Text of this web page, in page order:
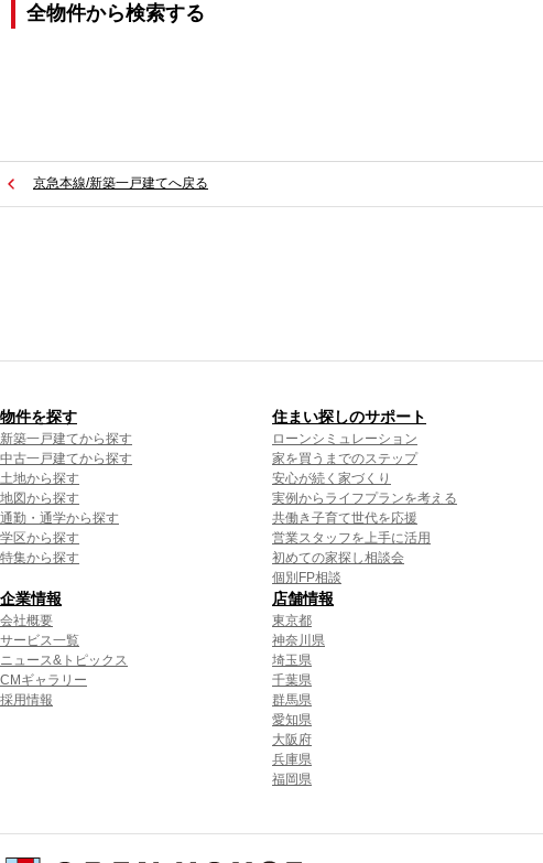
全物件から検索する
京急本線/新築一戸建てへ戻る
物件を探す
新築一戸建てから探す
中古一戸建てから探す
土地から探す
地図から探す
通勤・通学から探す
学区から探す
特集から探す
住まい探しのサポート
ローンシミュレーション
家を買うまでのステップ
安心が続く家づくり
実例からライフプランを考える
共働き子育て世代を応援
営業スタッフを上手に活用
初めての家探し相談会
個別FP相談
企業情報
会社概要
サービス一覧
ニュース&トピックス
CMギャラリー
採用情報
店舗情報
東京都
神奈川県
埼玉県
千葉県
群馬県
愛知県
大阪府
兵庫県
福岡県